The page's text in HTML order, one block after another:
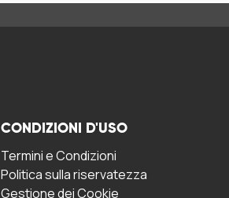
CONDIZIONI D'USO
Termini e Condizioni
Politica sulla riservatezza
Gestione dei Cookie